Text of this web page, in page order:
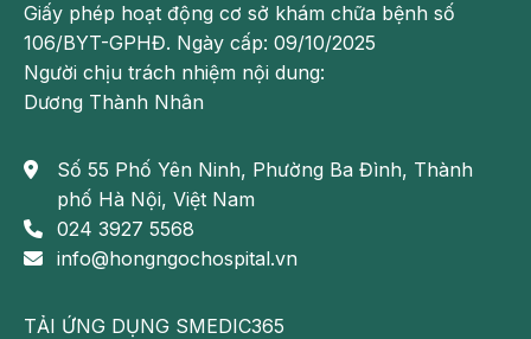
Giấy phép hoạt động cơ sở khám chữa bệnh số
106/BYT-GPHĐ. Ngày cấp: 09/10/2025
Người chịu trách nhiệm nội dung:
Dương Thành Nhân
Số 55 Phố Yên Ninh, Phường Ba Đình, Thành
phố Hà Nội, Việt Nam
024 3927 5568
info@hongngochospital.vn
TẢI ỨNG DỤNG SMEDIC365